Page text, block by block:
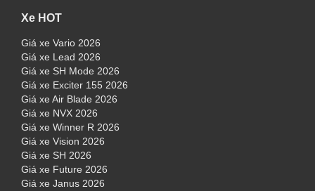
Xe HOT
Giá xe Vario 2026
Giá xe Lead 2026
Giá xe SH Mode 2026
Giá xe Exciter 155 2026
Giá xe Air Blade 2026
Giá xe NVX 2026
Giá xe Winner R 2026
Giá xe Vision 2026
Giá xe SH 2026
Giá xe Future 2026
Giá xe Janus 2026